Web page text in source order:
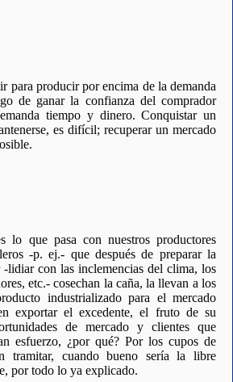
para producir por encima de la demanda
de ganar la confianza del comprador
tiempo y dinero. Conquistar un
es difícil; recuperar un mercado
lo que pasa con nuestros productores
-p. ej.- que después de preparar la
-lidiar con las inclemencias del clima, los
etc.- cosechan la caña, la llevan a los
industrializado para el mercado
exportar el excedente, el fruto de su
de mercado y clientes que
esfuerzo, ¿por qué? Por los cupos de
tramitar, cuando bueno sería la libre
por todo lo ya explicado.